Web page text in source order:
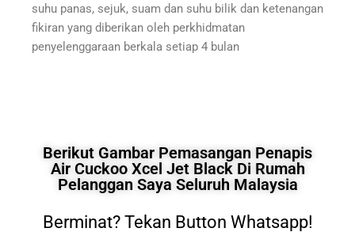
suhu panas, sejuk, suam dan suhu bilik dan ketenangan
fikiran yang diberikan oleh perkhidmatan
penyelenggaraan berkala setiap 4 bulan
Berikut Gambar Pemasangan Penapis
Air Cuckoo Xcel Jet Black Di Rumah
Pelanggan Saya Seluruh Malaysia
Berminat? Tekan Button Whatsapp!